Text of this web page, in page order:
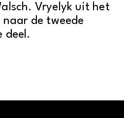
Vryelyk uit het
naar de tweede
deel.